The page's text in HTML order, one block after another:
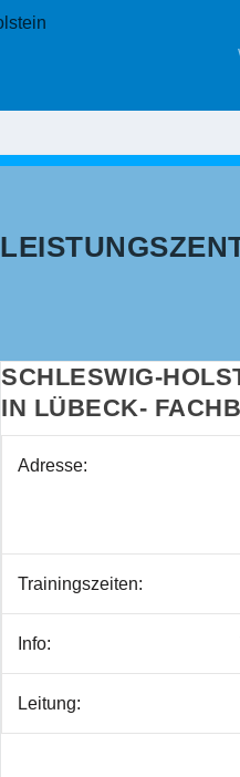
SCHLESWIG-
IN LÜBECK-
Adresse:
Trainingszeiten:
Info:
Leitung: